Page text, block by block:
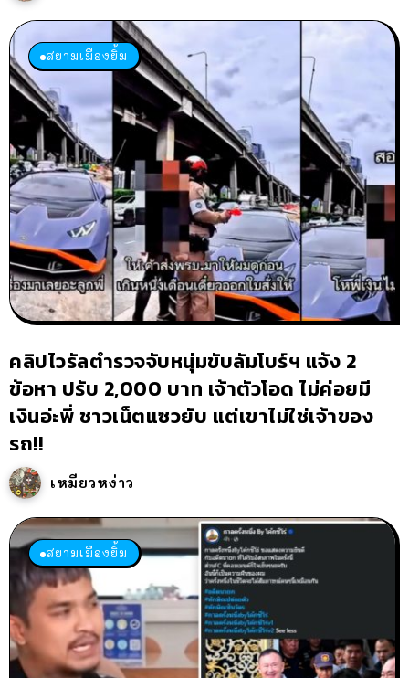
สยามเมืองยิ้ม
คลิปไวรัลตำรวจจับหนุ่มขับลัมโบร์ฯ แจ้ง 2
ข้อหา ปรับ 2,000 บาท เจ้าตัวโอด ไม่ค่อยมี
เงินอ่ะพี่ ชาวเน็ตแซวยับ แต่เขาไม่ใช่เจ้าของ
รถ!!
เหมียวหง่าว
สยามเมืองยิ้ม